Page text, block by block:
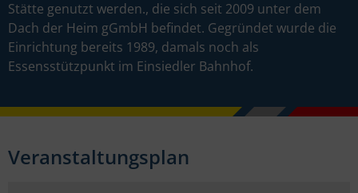
Stätte genutzt werden., die sich seit 2009 unter dem
Dach der Heim gGmbH befindet. Gegründet wurde die
Einrichtung bereits 1989, damals noch als
Essensstützpunkt im Einsiedler Bahnhof.
Veranstaltungsplan